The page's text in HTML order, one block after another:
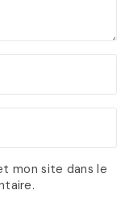
mon site dans le